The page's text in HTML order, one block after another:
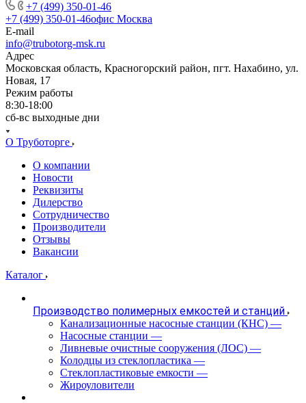
+7 (499) 350-01-46
+7 (499) 350-01-46офис Москва
E-mail
info@trubotorg-msk.ru
Адрес
Московская область, Красногорский район, пгт. Нахабино, ул.
Новая, 17
Режим работы
8:30-18:00
сб-вс выходные дни
О Труботорге
О компании
Новости
Реквизиты
Дилерство
Сотрудничество
Производители
Отзывы
Вакансии
Каталог
Производство полимерных емкостей и станций
Канализационные насосные станции (КНС) —
Насосные станции —
Ливневые очистные сооружения (ЛОС) —
Колодцы из стеклопластика —
Стеклопластиковые емкости —
Жироуловители